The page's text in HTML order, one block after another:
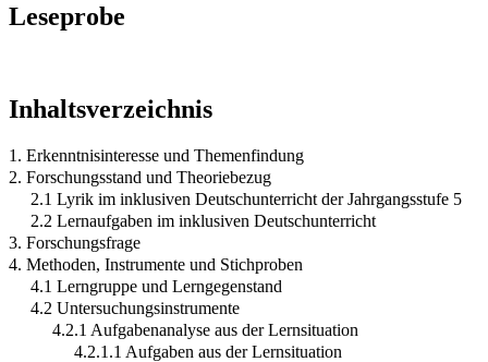
Leseprobe
Inhaltsverzeichnis
1. Erkenntnisinteresse und Themenfindung
2. Forschungsstand und Theoriebezug
2.1 Lyrik im inklusiven Deutschunterricht der Jahrgangsstufe 5
2.2 Lernaufgaben im inklusiven Deutschunterricht
3. Forschungsfrage
4. Methoden, Instrumente und Stichproben
4.1 Lerngruppe und Lerngegenstand
4.2 Untersuchungsinstrumente
4.2.1 Aufgabenanalyse aus der Lernsituation
4.2.1.1 Aufgaben aus der Lernsituation